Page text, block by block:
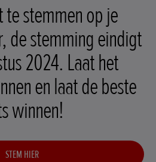
te stemmen op je
de stemming eindigt
2024. Laat het
en laat de beste
winnen!
STEM HIER